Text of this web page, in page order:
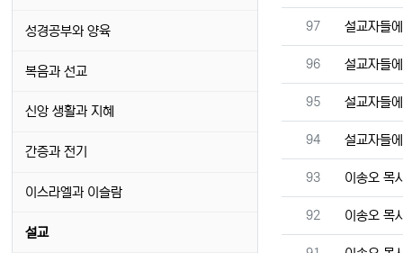
번호
97 설교자들
번호
96 설교자들
번호
95 설교자들
번호
94 설교자들
번호
93 이송오 목
번호
92 이송오 목
성경공부와 양육
복음과 선교
신앙 생활과 지혜
간증과 전기
이스라엘과 이슬람
설교